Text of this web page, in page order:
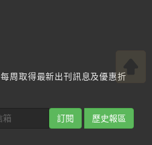
每周取得最新出刊訊息及優惠折
訂閱 歷史報區